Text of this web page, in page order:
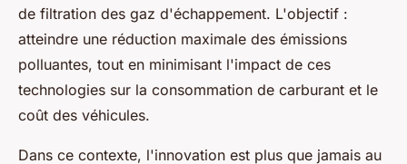
de filtration des gaz d'échappement. L'objectif :
atteindre une réduction maximale des émissions
polluantes, tout en minimisant l'impact de ces
technologies sur la consommation de carburant et le
coût des véhicules.
Dans ce contexte, l'innovation est plus que jamais au